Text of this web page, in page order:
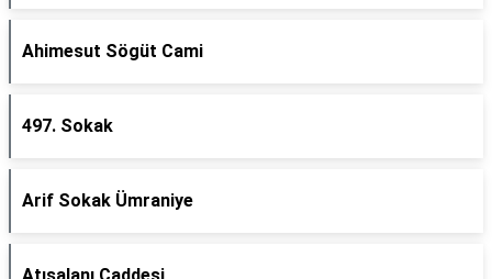
Ahimesut Sögüt Cami
497. Sokak
Arif Sokak Ümraniye